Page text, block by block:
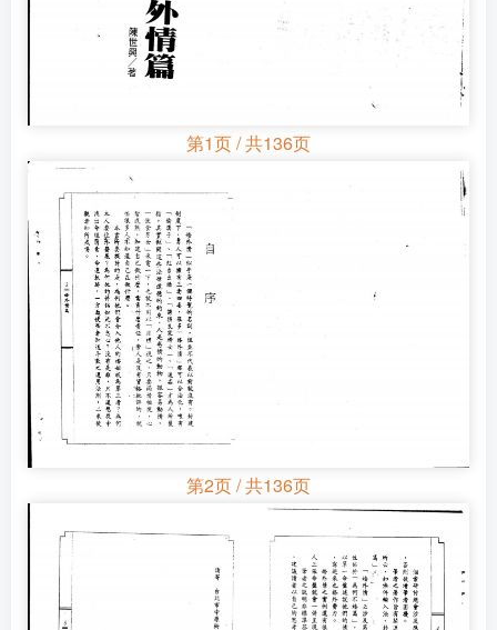
第1页 / 共136页
第2页 / 共136页